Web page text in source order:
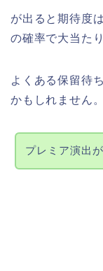
が出ると期待度
の確率で大当た
よくある保留待
かもしれません。
プレミア演出